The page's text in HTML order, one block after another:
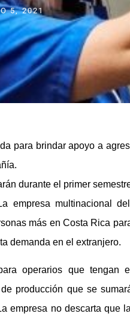
5, 2021
para brindar apoyo a
durante el primer
empresa multinacional
más en Costa Rica
demanda en el extranjero.
operarios que tengan
producción que se
empresa no descarta que